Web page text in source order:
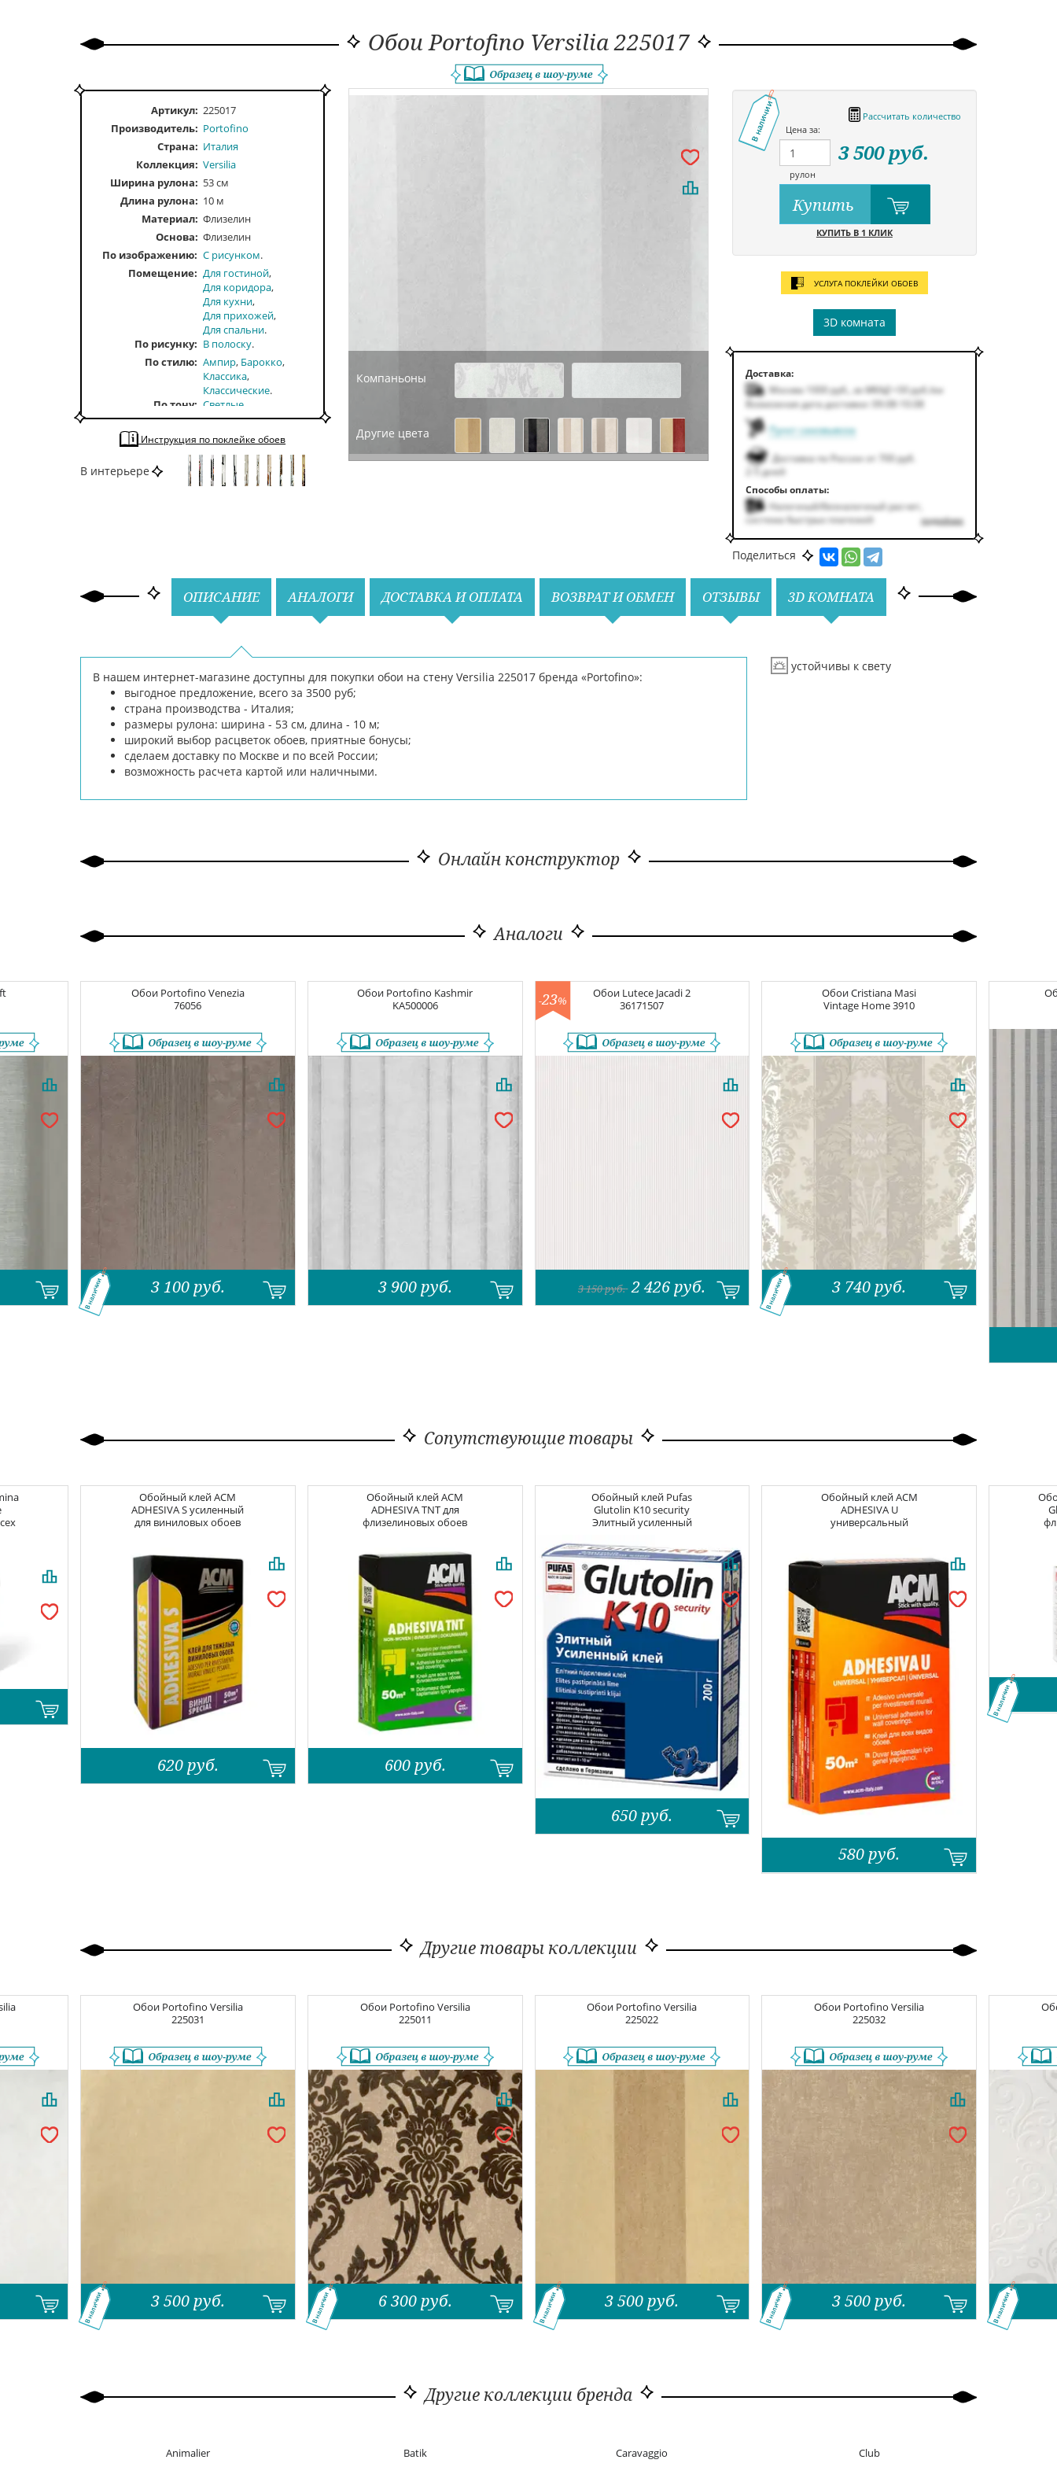
Обои Portofino Versilia 225017
Компаньоны
Другие цвета
Назад
В наличии
Рассчитать количество
Цена за:
рулон
3 500руб.
Купить
КУПИТЬ В 1 КЛИК
УСЛУГА ПОКЛЕЙКИ ОБОЕВ
3D комната
Доставка:
Москва 1000руб. за МКАД +50руб. /км
Возможная дата доставки: 09.08-10.08
Пункт самовывоза
Доставка по России от 700 руб.
2-5 дней
Способы оплаты:
Наличный/безналичный расчет,
система быстрых платежей
подробнее
Поделиться
Артикул: 225017
Производитель: Portofino
Страна: Италия
Коллекция: Versilia
Ширина рулона: 53 см
Длина рулона: 10 м
Материал: Флизелин
Основа: Флизелин
По изображению
С рисунком
Помещение
Для гостиной
Для коридора
Для кухни
Для прихожей
Для спальни
По рисунку
В полоску
По стилю
Ампир Барокко
Классика
Классические
По тону
Светлые
По цвету Серый
Инструкция по поклейке обоев
В интерьере
ОПИСАНИЕ АНАЛОГИ ДОСТАВКА И ОПЛАТА ВОЗВРАТ И ОБМЕН ОТЗЫВЫ 3D КОМНАТА
В нашем интернет-магазине доступны для покупки обои на стену Versilia 225017 бренда «Portofino»:
выгодное предложение, всего за 3500 руб;
страна производства - Италия;
размеры рулона: ширина - 53 см, длина - 10 м;
широкий выбор расцветок обоев, приятные бонусы;
сделаем доставку по Москве и по всей России;
возможность расчета картой или наличными.
устойчивы к свету
Онлайн конструктор
Аналоги
Обои Portofino Venezia
76056
3 100 руб.
В наличии
Обои Portofino Kashmir
KA500006
3 900 руб.
Обои Lutece Jacadi 2
36171507
-23%
3 150руб. 2 426 руб.
ОбоиCristiana Masi
Vintage Home3910
3 740 руб.
В наличии
Сопутствующие товары
Обойный клейACM
ADHESIVA S усиленный
для виниловых обоев
620 руб.
Обойный клейACM
ADHESIVA TNT для
флизелиновых обоев
600 руб.
Обойный клей Pufas
Glutolin K10 security
Элитный усиленный
650 руб.
Обойный клейACM
ADHESIVA U
универсальный
580руб.
В наличии
Другие товары коллекции
Обои Portofino Versilia
225031
3 500 руб.
В наличии
Обои Portofino Versilia
225011
6 300 руб.
В наличии
Обои Portofino Versilia
225022
3 500 руб.
В наличии
Обои Portofino Versilia
225032
3 500 руб.
В наличии В наличии
Другие коллекции бренда
Animalier Batik Caravaggio Club